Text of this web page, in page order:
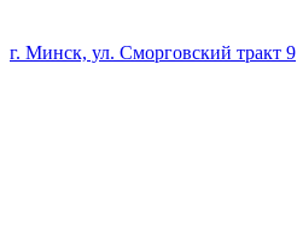
г. Минск, ул. Сморговский тракт 9